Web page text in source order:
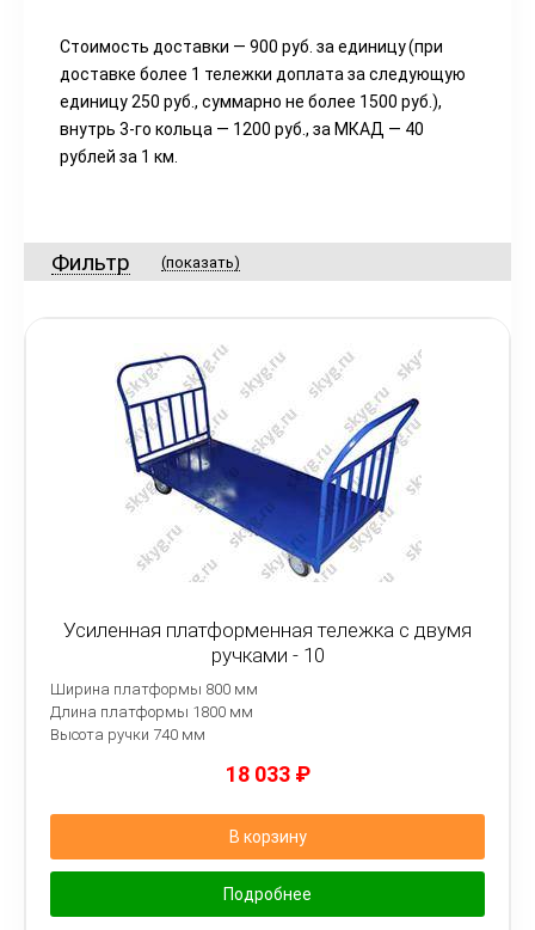
Стоимость доставки — 900 руб. за единицу(при
доставке более 1 тележки доплата за следующую
единицу 250 руб., суммарно не более 1500 руб.),
внутрь 3-го кольца — 1200 руб., за МКАД — 40
рублей за 1 км.
Фильтр (показать)
Усиленная платформенная тележка с двумя
ручками - 10
Ширина платформы 800 мм
Длина платформы 1800 мм
Высота ручки 740 мм
18 033 ₽
В корзину
Подробнее